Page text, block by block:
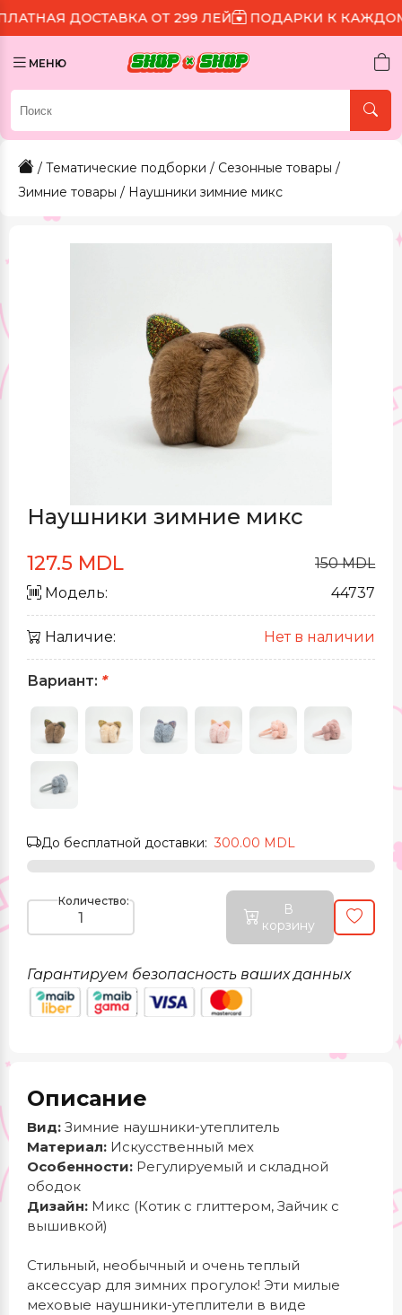
ОТ 299 ЛЕЙ ПОДАРКИ К КАЖДОМУ ЗАКАЗУ
МЕНЮ
/ Тематические подборки / Сезонные товары /
Зимние товары / Наушники зимние микс
Наушники зимние микс
127.5 MDL
150 MDL
Модель:
44737
Наличие: Нет в наличии
Вариант: *
До бесплатной доставки:300.00 MDL
Количество:
В
корзину
Гарантируем безопасность ваших данных
Описание
Вид: Зимние наушники-утеплитель
Материал: Искусственный мех
Особенности: Регулируемый и складной
ободок
Дизайн: Микс (Котик с глиттером, Зайчик с
вышивкой)
Стильный, необычный и очень теплый
аксессуар для зимних прогулок! Эти милые
меховые наушники-утеплители в виде